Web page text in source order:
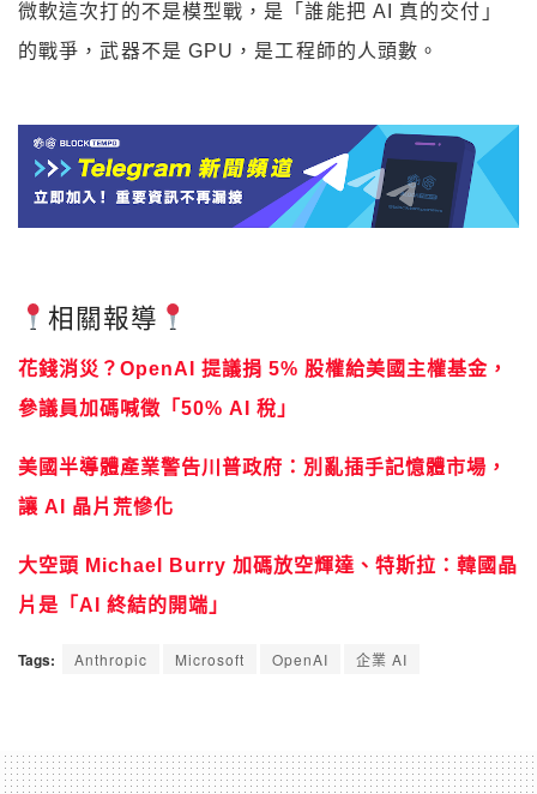
微軟這次打的不是模型戰，是「誰能把 AI 真的交付」
的戰爭，武器不是 GPU，是工程師的人頭數。
相關報導
花錢消災？OpenAI 提議捐 5% 股權給美國主權基金，
參議員加碼喊徵「50% AI 稅」
美國半導體產業警告川普政府：別亂插手記憶體市場，
讓 AI 晶片荒慘化
大空頭 Michael Burry 加碼放空輝達、特斯拉：韓國晶
片是「AI 終結的開端」
Tags: Anthropic Microsoft OpenAI 企業 AI